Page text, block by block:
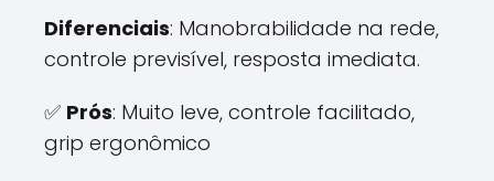
Diferenciais: Manobrabilidade na rede,
controle previsível, resposta imediata.
✅ Prós: Muito leve, controle facilitado,
grip ergonômico